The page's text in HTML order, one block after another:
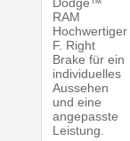
Dodge™
RAM
Hochwertiger
F. Right
Brake für ein
individuelles
Aussehen
und eine
angepasste
Leistung.